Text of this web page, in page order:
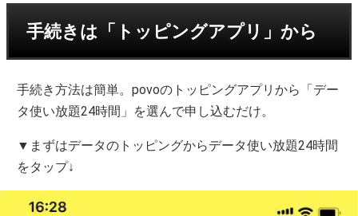
手続きは「トッピングアプリ」から
手続き方法は簡単。povoのトッピングアプリから「デー
タ使い放題24時間」を選んで申し込むだけ。
▼まずはデータのトッピングからデータ使い放題24時間
をタップ↓